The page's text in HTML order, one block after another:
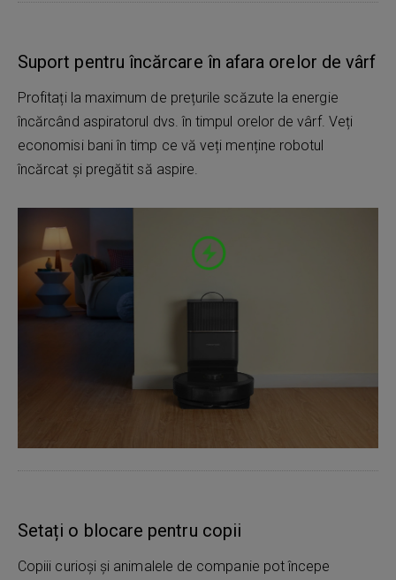
Suport pentru încărcare în afara orelor de vârf
Profitați la maximum de prețurile scăzute la energie
încărcând aspiratorul dvs. în timpul orelor de vârf. Veți
economisi bani în timp ce vă veți menține robotul
încărcat și pregătit să aspire.
Setați o blocare pentru copii
Copiii curioși și animalele de companie pot începe